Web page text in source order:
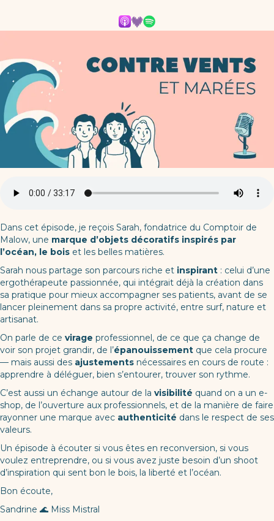
Dans cet épisode, je reçois Sarah, fondatrice du Comptoir de
Malow, une marque d’objets décoratifs inspirés par
l’océan, le bois et les belles matières.
Sarah nous partage son parcours riche et inspirant : celui d’une
ergothérapeute passionnée, qui intégrait déjà la création dans
sa pratique pour mieux accompagner ses patients, avant de se
lancer pleinement dans sa propre activité, entre surf, nature et
artisanat.
On parle de ce virage professionnel, de ce que ça change de
voir son projet grandir, de l’épanouissement que cela procure
— mais aussi des ajustements nécessaires en cours de route :
apprendre à déléguer, bien s’entourer, trouver son rythme.
C’est aussi un échange autour de la visibilité quand on a un e-
shop, de l’ouverture aux professionnels, et de la manière de faire
rayonner une marque avec authenticité dans le respect de ses
valeurs.
Un épisode à écouter si vous êtes en reconversion, si vous
voulez entreprendre, ou si vous avez juste besoin d’un shoot
d’inspiration qui sent bon le bois, la liberté et l’océan.
Bon écoute,
Sandrine 🌊 Miss Mistral